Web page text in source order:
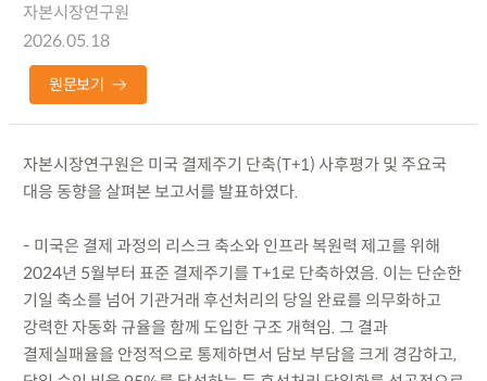
자본시장연구원
2026.05.18
원문보기
자본시장연구원은 미국 결제주기 단축(T+1) 사후평가 및 주요국
대응 동향을 살펴본 보고서를 발표하였다.
- 미국은 결제 과정의 리스크 축소와 인프라 복원력 제고를 위해
2024년 5월부터 표준 결제주기를 T+1로 단축하였음. 이는 단순한
기일 축소를 넘어 기관거래 후선처리의 당일 완료를 의무화하고
강력한 자동화 규율을 함께 도입한 구조 개혁임. 그 결과
결제실패율을 안정적으로 통제하면서 담보 부담을 크게 경감하고,